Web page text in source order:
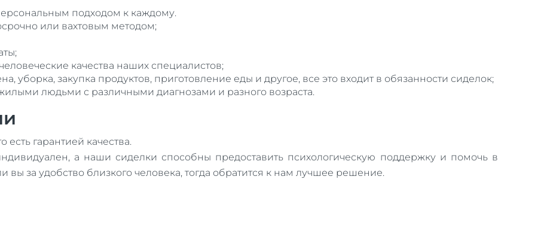
подходом к каждому.
или вахтовым методом;
качества наших специалистов;
уборка, закупка продуктов, приготовление еды и другое, все это входит в обязанности сиделок;
людьми с различными диагнозами и разного возраста.
гарантией качества.
а наши сиделки способны предоставить психологическую поддержку и помочь в
за удобство близкого человека, тогда обратится к нам лучшее решение.